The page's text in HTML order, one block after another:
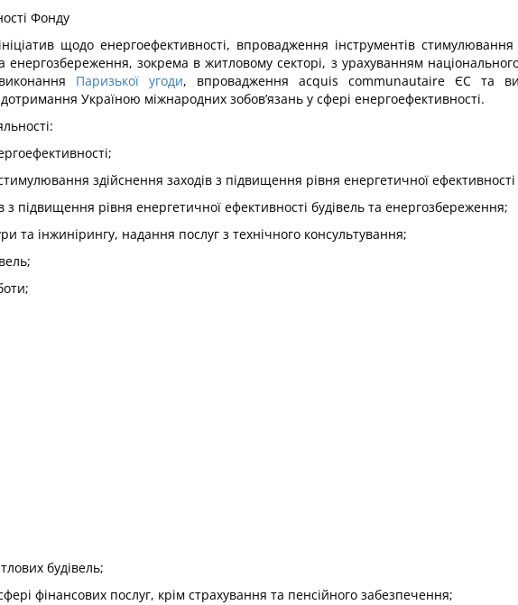
Фонду
щодо енергоефективності, впровадження інструментів
енергозбереження, зокрема в житловому секторі, з урахуванням
Паризької угоди, впровадження acquis communautaire ЄС та
Україною міжнародних зобов’язань у сфері енергоефективності.
здійснення заходів з підвищення рівня енергетичної
з підвищення рівня енергетичної ефективності будівель та енергозбереження;
та інжинірингу, надання послуг з технічного консультування;
будівель;
фінансових послуг, крім страхування та пенсійного забезпечення;